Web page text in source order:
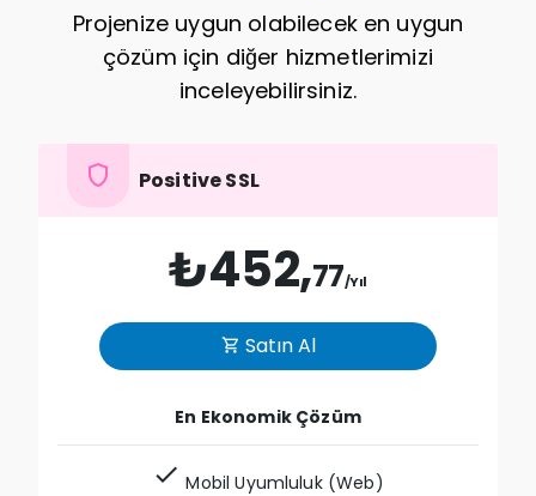
Projenize uygun olabilecek en uygun
çözüm için diğer hizmetlerimizi
inceleyebilirsiniz.
shield Positive SSL
₺452,77/Yıl
shopping_cart Satın Al
En Ekonomik Çözüm
check Mobil Uyumluluk (Web)